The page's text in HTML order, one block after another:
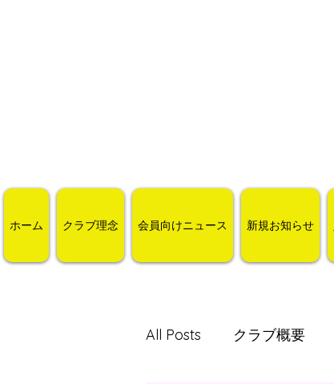
ホーム クラブ理念 会員向けニュース 新規お知らせ
All Posts クラブ概要